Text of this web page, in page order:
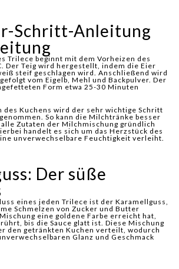
Schritt-Anleitung
Trilece beginnt mit dem Vorheizen des
Der Teig wird hergestellt, indem die Eier
steif geschlagen wird. Anschließend wird
vom Eigelb, Mehl und Backpulver. Der
Form etwa 25-30 Minuten
des Kuchens wird der sehr wichtige Schritt
So kann die Milchtränke besser
Zutaten der Milchmischung gründlich
handelt es sich um das Herzstück des
unverwechselbare Feuchtigkeit verleiht.
Der süße
eines jeden Trilece ist der Karamellguss,
Schmelzen von Zucker und Butter
eine goldene Farbe erreicht hat,
bis die Sauce glatt ist. Diese Mischung
den getränkten Kuchen verteilt, wodurch
Glanz und Geschmack